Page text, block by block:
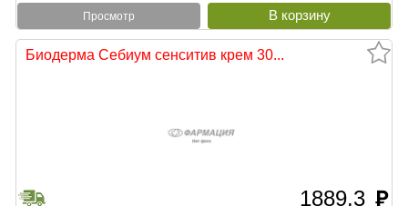
Просмотр
Биодерма Себиум сенситив крем 30...
1889.3 руб